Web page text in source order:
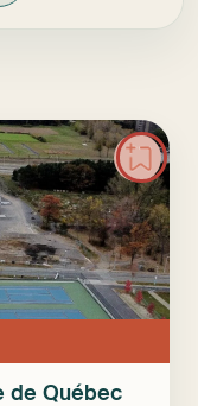
de Québec